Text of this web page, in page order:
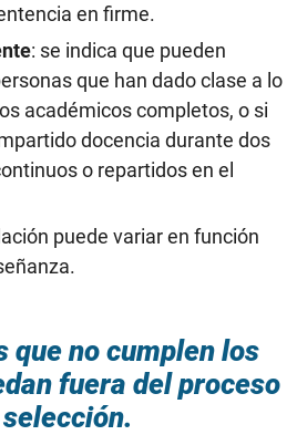
en firme.
: se indica que pueden
que han dado clase a lo
académicos completos, o si
docencia durante dos
o repartidos en el
puede variar en función
que no cumplen los
fuera del proceso